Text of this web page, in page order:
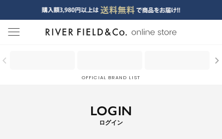
menu
OFFICIAL BRAND LIST
LOGIN
ログイン